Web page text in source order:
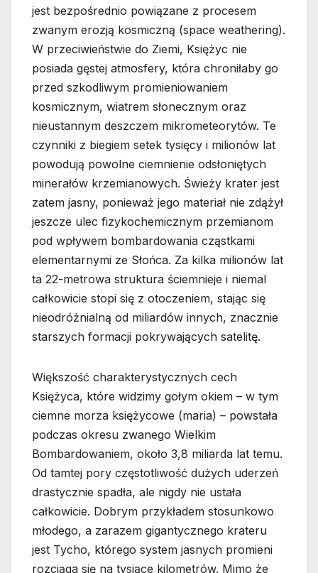
jest bezpośrednio powiązane z procesem
zwanym erozją kosmiczną (space weathering).
W przeciwieństwie do Ziemi, Księżyc nie
posiada gęstej atmosfery, która chroniłaby go
przed szkodliwym promieniowaniem
kosmicznym, wiatrem słonecznym oraz
nieustannym deszczem mikrometeorytów. Te
czynniki z biegiem setek tysięcy i milionów lat
powodują powolne ciemnienie odsłoniętych
minerałów krzemianowych. Świeży krater jest
zatem jasny, ponieważ jego materiał nie zdążył
jeszcze ulec fizykochemicznym przemianom
pod wpływem bombardowania cząstkami
elementarnymi ze Słońca. Za kilka milionów lat
ta 22-metrowa struktura ściemnieje i niemal
całkowicie stopi się z otoczeniem, stając się
nieodróżnialną od miliardów innych, znacznie
starszych formacji pokrywających satelitę.
Większość charakterystycznych cech
Księżyca, które widzimy gołym okiem – w tym
ciemne morza księżycowe (maria) – powstała
podczas okresu zwanego Wielkim
Bombardowaniem, około 3,8 miliarda lat temu.
Od tamtej pory częstotliwość dużych uderzeń
drastycznie spadła, ale nigdy nie ustała
całkowicie. Dobrym przykładem stosunkowo
młodego, a zarazem gigantycznego krateru
jest Tycho, którego system jasnych promieni
rozciąga się na tysiące kilometrów. Mimo że